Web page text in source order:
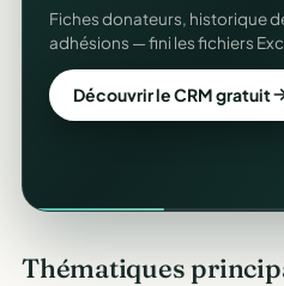
Fiches donateurs, historique
adhésions — fini les fichiers
Découvrir le CRM gratuit
Thématiques